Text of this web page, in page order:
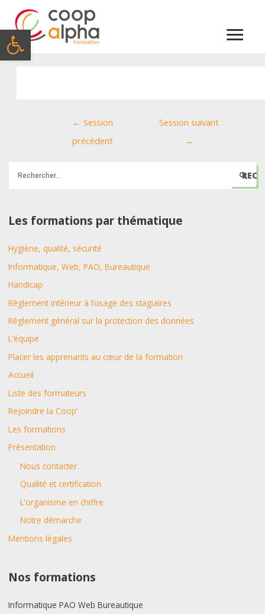
Ouvrir la barre d’outils
Menu
Navigation
← Session
précédent
Session suivant
→
h
r
c
h
:
Les formations par thématique
Hygiène, qualité, sécurité
Informatique, Web, PAO, Bureautique
Handicap
Règlement intérieur à l’usage des stagiaires
Règlement général sur la protection des données
L’équipe
Placer les apprenants au cœur de la formation
Accueil
Liste des formateurs
Rejoindre la Coop’
Les formations
Présentation
Nous contacter
Qualité et certification
L’organisme en chiffre
Notre démarche
Mentions légales
Nos formations
Informatique PAO Web Bureautique